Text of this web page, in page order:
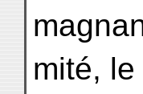
mité,